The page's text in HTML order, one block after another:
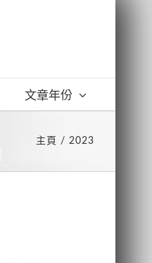
文章年份
主頁 2023